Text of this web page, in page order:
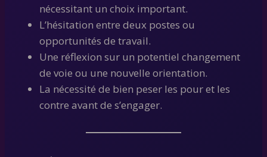
nécessitant un choix important.
L’hésitation entre deux postes ou
opportunités de travail.
Une réflexion sur un potentiel changement
de voie ou une nouvelle orientation.
La nécessité de bien peser les pour et les
contre avant de s’engager.